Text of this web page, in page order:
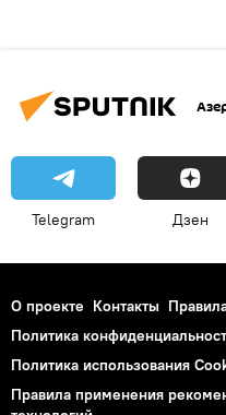
Telegram Дзен
О проекте Контакты
Политика
Политика использования
Правила применения